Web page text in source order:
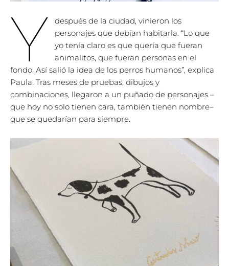
Y
después de la ciudad, vinieron los
personajes que debían habitarla. “Lo que
yo tenía claro es que quería que fueran
animalitos, que fueran personas en el
fondo. Así salió la idea de los perros humanos”, explica
Paula. Tras meses de pruebas, dibujos y
combinaciones, llegaron a un puñado de personajes –
que hoy no solo tienen cara, también tienen nombre–
que se quedarían para siempre.